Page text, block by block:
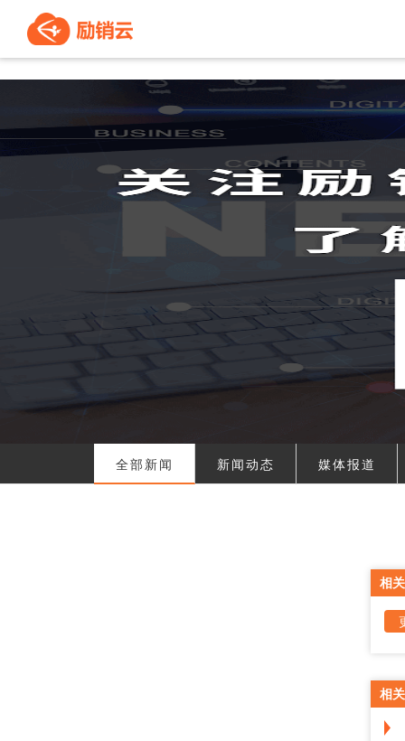
全部新闻 新闻动态 媒体报道
相
相